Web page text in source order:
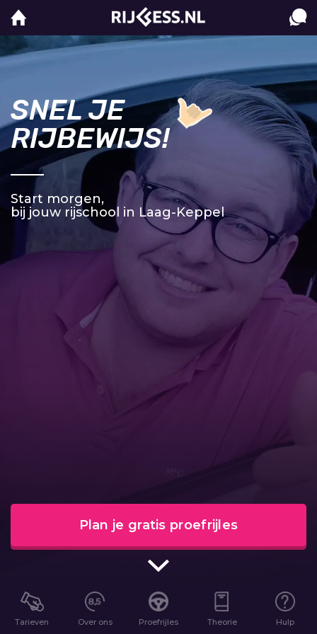
SNEL JE
RIJBEWIJS!
Start morgen,
bij jouw rijschool in Laag-Keppel
Plan je gratis proefrijles
Tarieven Over ons Proefrijles Theorie Hulp